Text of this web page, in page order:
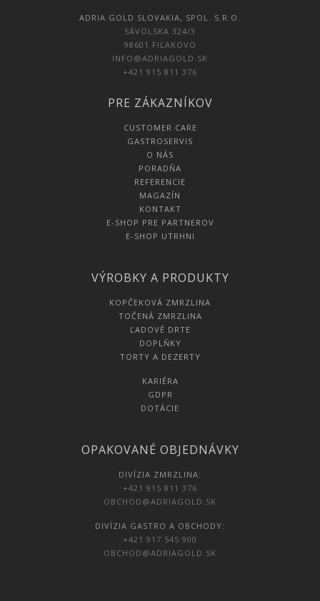
ADRIA GOLD SLOVAKIA, SPOL. S.R.O.
SÁVOLSKA 324/3
98601 FIĽAKOVO
INFO@ADRIAGOLD.SK
+421 915 811 376
PRE ZÁKAZNÍKOV
CUSTOMER CARE
GASTROSERVIS
O NÁS
PORADŇA
REFERENCIE
MAGAZÍN
KONTAKT
E-SHOP PRE PARTNEROV
E-SHOP UTRHNI
VÝROBKY A PRODUKTY
KOPČEKOVÁ ZMRZLINA
TOČENÁ ZMRZLINA
ĽADOVÉ DRTE
DOPLŇKY
TORTY A DEZERTY
KARIÉRA
GDPR
DOTÁCIE
OPAKOVANÉ OBJEDNÁVKY
DIVÍZIA ZMRZLINA:
+421 915 811 376
OBCHOD@ADRIAGOLD.SK
DIVÍZIA GASTRO A OBCHODY:
+421 917 545 900
OBCHOD@ADRIAGOLD.SK